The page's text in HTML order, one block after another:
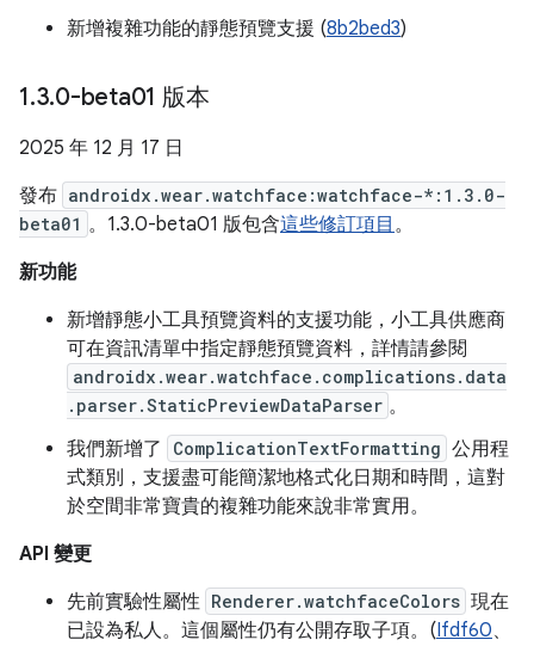
新增複雜功能的靜態預覽支援 (8b2bed3)
1.3.0-beta01 版本
2025 年 12 月 17 日
發布 androidx.wear.watchface:watchface-*:1.3.0-
beta01 。1.3.0-beta01 版包含這些修訂項目 。
新功能
新增靜態小工具預覽資料的支援功能，小工具供應商
可在資訊清單中指定靜態預覽資料，詳情請參閱
androidx.wear.watchface.complications.data
.parser.StaticPreviewDataParser 。
我們新增了
ComplicationTextFormatting 公用程
式類別，支援盡可能簡潔地格式化日期和時間，這對
於空間非常寶貴的複雜功能來說非常實用。
API 變更
先前實驗性屬性 Renderer.watchfaceColors 現在
已設為私人。這個屬性仍有公開存取子項。(Ifdf60、